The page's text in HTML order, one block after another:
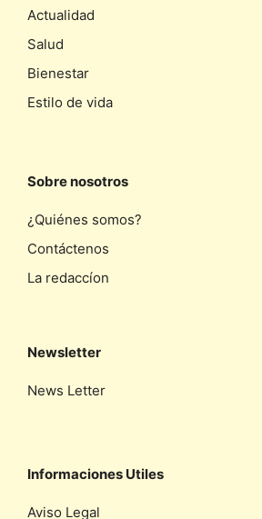
Actualidad
Salud
Bienestar
Estilo de vida
Sobre nosotros
¿Quiénes somos?
Contáctenos
La redaccíon
Newsletter
News Letter
Informaciones Utiles
Aviso Legal